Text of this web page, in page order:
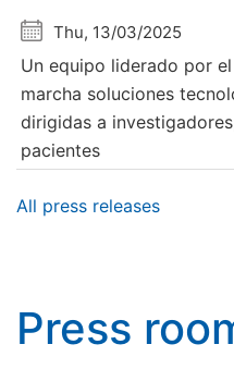
Thu, 13/03/2025
Un equipo liderado por
marcha soluciones
dirigidas a
pacientes
All press releases
Press